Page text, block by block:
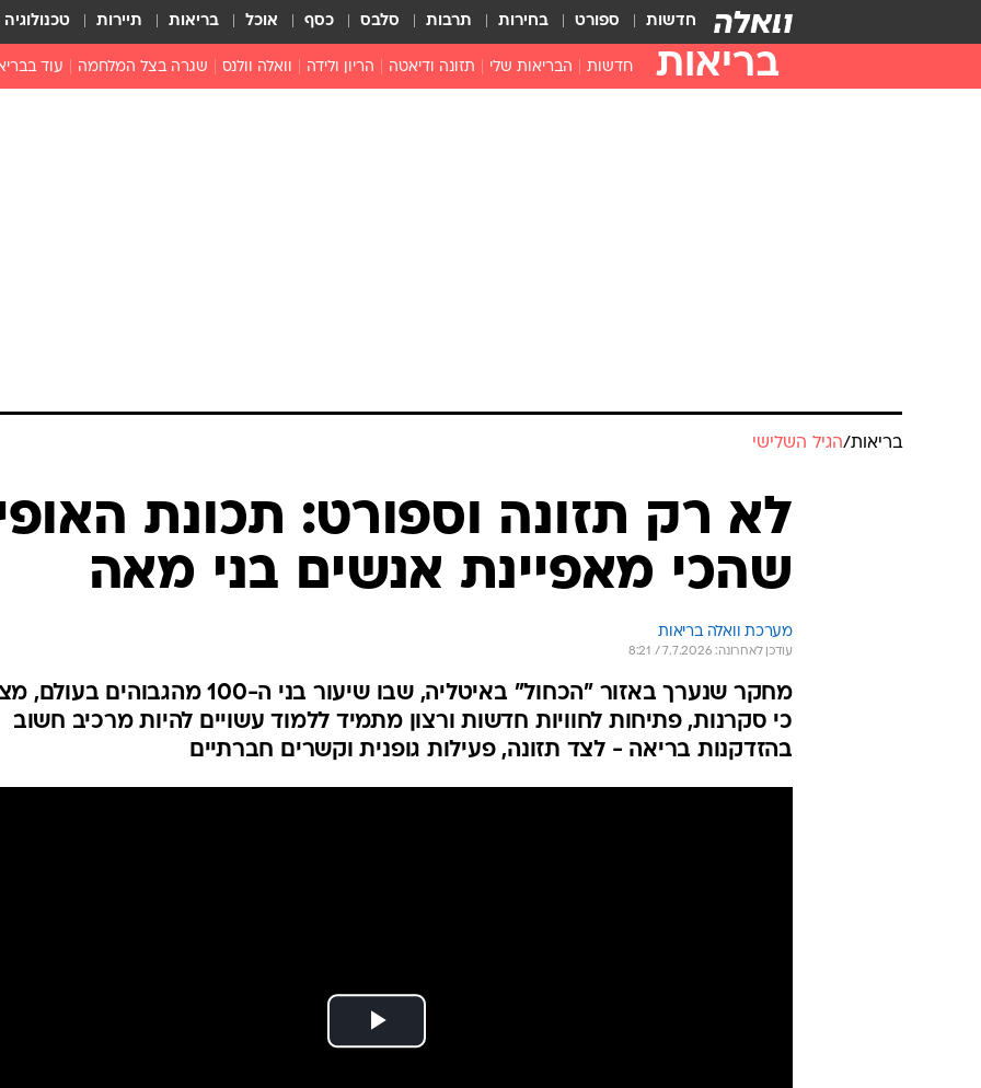
חדשות ספורט בחירות תרבות סלבס כסף אוכל בריאות תיירות טכנולוגיה
בריאות חדשות הבריאות שלי תזונה ודיאטה הריון ולידה וואלה וולנס שגרה בצל המלחמה עוד
לחיות נכון
יופי וטיפוח
בריאות/הגיל השלישי
לא רק תזונה וספורט: תכונת
שהכי מאפיינת אנשים בני מאה
מערכת וואלה בריאות
עודכן לאחרונה: 7.7.2026 / 8:21
מחקר שנערך באזור "הכחול" באיטליה, שבו שיעור בני ה-100 מהגבוהים
כי סקרנות, פתיחות לחוויות חדשות ורצון מתמיד ללמוד עשויים להיות מרכיב חשוב
בהזדקנות בריאה - לצד תזונה, פעילות גופנית וקשרים חברתיים